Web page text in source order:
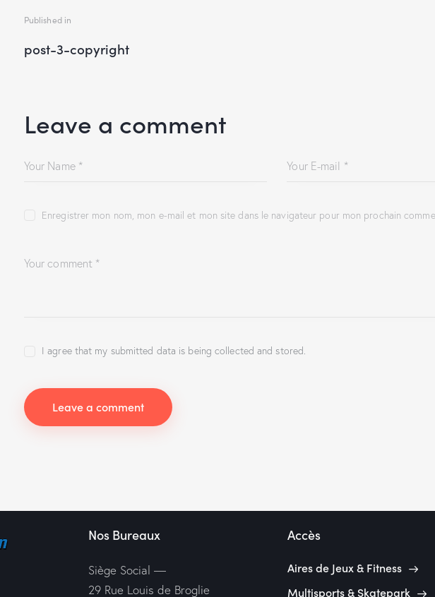
Published in
post-3-copyright
Leave a comment
Enregistrer mon nom, mon e-mail et mon site dans le navigateur pour mon prochain
I agree that my submitted data is being collected and stored.
Nos Bureaux
Siège Social —
29 Rue Louis de Broglie
Accès
Aires de Jeux & Fitness
Multisports & Skatepark